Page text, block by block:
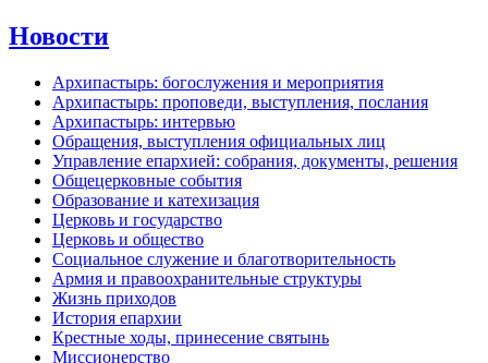
Новости
Архипастырь: богослужения и мероприятия
Архипастырь: проповеди, выступления, послания
Архипастырь: интервью
Обращения, выступления официальных лиц
Управление епархией: собрания, документы, решения
Общецерковные события
Образование и катехизация
Церковь и государство
Церковь и общество
Социальное служение и благотворительность
Армия и правоохранительные структуры
Жизнь приходов
История епархии
Крестные ходы, принесение святынь
Миссионерство